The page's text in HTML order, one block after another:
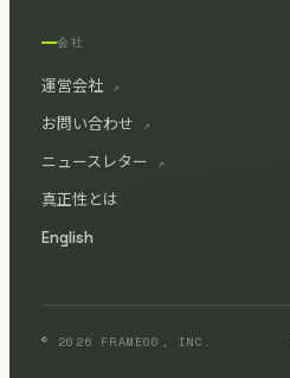
会社
運営会社 ↗
お問い合わせ ↗
ニュースレター ↗
真正性とは
English
© 2026 FRAME00, INC.